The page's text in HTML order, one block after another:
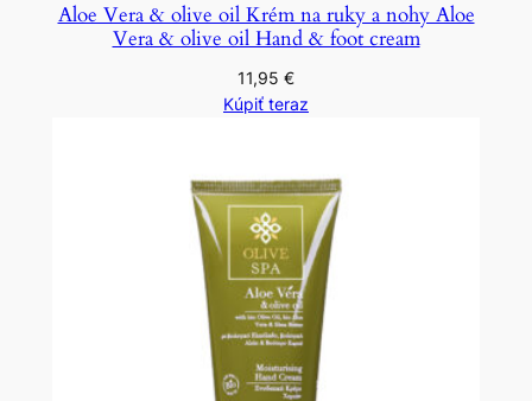
Aloe Vera & olive oil Krém na ruky a nohy Aloe
Vera & olive oil Hand & foot cream
11,95 €
Kúpiť teraz